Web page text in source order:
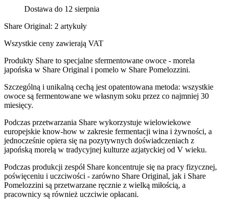
Dostawa do 12 sierpnia
Share Original: 2 artykuły
Wszystkie ceny zawierają VAT
Produkty Share to specjalne sfermentowane owoce - morela
japońska w Share Original i pomelo w Share Pomelozzini.
Szczególną i unikalną cechą jest opatentowana metoda: wszystkie
owoce są fermentowane we własnym soku przez co najmniej 30
miesięcy.
Podczas przetwarzania Share wykorzystuje wielowiekowe
europejskie know-how w zakresie fermentacji wina i żywności, a
jednocześnie opiera się na pozytywnych doświadczeniach z
japońską morelą w tradycyjnej kulturze azjatyckiej od V wieku.
Podczas produkcji zespół Share koncentruje się na pracy fizycznej,
poświęceniu i uczciwości - zarówno Share Original, jak i Share
Pomelozzini są przetwarzane ręcznie z wielką miłością, a
pracownicy są również uczciwie opłacani.